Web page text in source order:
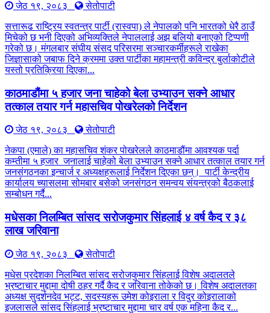
जेठ १९, २०८३
सेतोपाटी
सत्तारूढ राष्ट्रिय स्वतन्त्र पार्टी (रास्वपा) ले नेपालको पनि भारतको धेरै ठाउँ
मिचेको छ भनी दिएको अभिव्यक्तिले नेपाललाई अझ बलियो बनाएको टिप्पणी
गरेको छ। मंगलबार संघीय संसद परिसरमा सञ्चारकर्मीहरूले राखेका
जिज्ञासाको जबाफ दिने क्रममा उक्त पार्टीका महामन्त्री कविन्द्र बुर्लाकोटीले
यस्तो प्रतिक्रिया दिएका...
काठमाडौंमा ५ हजार जना चाहेको बेला उभ्याउन सक्ने आधार
तत्काल तयार गर्न महासचिव पोखरेलको निर्देशन
जेठ १९, २०८३
सेतोपाटी
नेकपा (एमाले) का महासचिव शंकर पोखरेलले काठमाडौंमा आवश्यक पर्दा
कम्तीमा ५ हजार जनालाई चाहेको बेला उभ्याउन सक्ने आधार तत्काल तयार गर्न
जनसंगठनका इन्चार्ज र अध्यक्षहरूलाई निर्देशन दिएका छन्। पार्टी केन्द्रीय
कार्यालय च्यासलमा सोमबार बसेको जनसंगठन समन्वय संयन्त्रको बैठकलाई
सम्बोधन गर्दै...
मधेसका निलम्बित सांसद सरोजकुमार सिंहलाई ४ वर्ष कैद र ३८
लाख जरिवाना
जेठ १९, २०८३
सेतोपाटी
मधेस प्रदेशका निलम्बित सांसद सरोजकुमार सिंहलाई विशेष अदालतले
भ्रष्टाचार मुद्दामा दोषी ठहर गर्दै कैद र जरिवाना तोकेको छ। विशेष अदालतका
अध्यक्ष सुदर्शनदेव भट्ट, सदस्यहरू उमेश कोइराला र विदुर कोइरालाको
इजलासले सांसद सिंहलाई भ्रष्टाचार मुद्दामा चार वर्ष एक महिना कैद र...